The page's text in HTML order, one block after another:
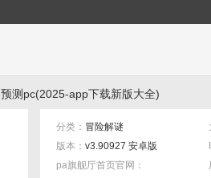
pc(2025-app下载新版大全)
分类： 冒险解谜
版本： v3.90927 安卓版
pa旗舰厅首页官网：